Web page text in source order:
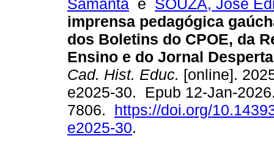
Samanta e SOUZA, José
imprensa pedagógica
dos Boletins do CPOE, da
Ensino e do Jornal
Cad. Hist. Educ. [online].
e2025-30. Epub 12-Jan-
7806. https://doi.org/
e2025-30.